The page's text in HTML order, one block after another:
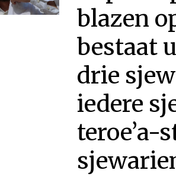
blazen
bestaat
drie
iedere
teroe’a-